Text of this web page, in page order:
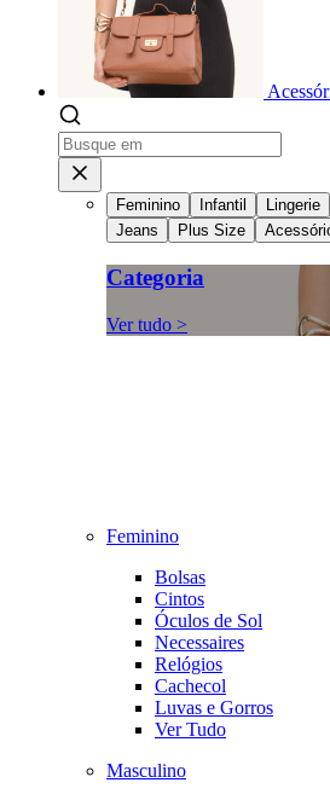
Feminino Infantil Lingerie
Jeans
Plus Size
Categoria
Ver tudo >
Feminino
Bolsas
Cintos
Óculos de Sol
Necessaires
Relógios
Cachecol
Luvas e Gorros
Ver Tudo
Masculino